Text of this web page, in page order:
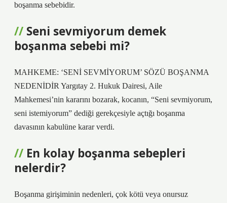
boşanma sebebidir.
Seni sevmiyorum demek
boşanma sebebi mi?
MAHKEME: ‘SENİ SEVMİYORUM’ SÖZÜ BOŞANMA
NEDENİDİR Yargıtay 2. Hukuk Dairesi, Aile
Mahkemesi’nin kararını bozarak, kocanın, “Seni sevmiyorum,
seni istemiyorum” dediği gerekçesiyle açtığı boşanma
davasının kabulüne karar verdi.
En kolay boşanma sebepleri
nelerdir?
Boşanma girişiminin nedenleri, çok kötü veya onursuz